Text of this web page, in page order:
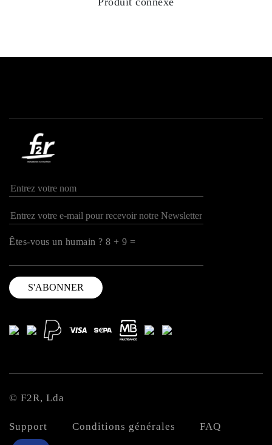
Êtes-vous un humain ? 8 + 9 =
© F2R, Lda
Support Conditions générales FAQ